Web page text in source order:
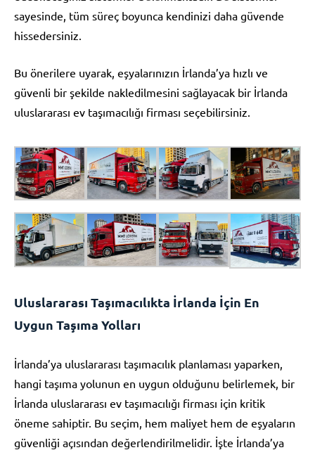
sayesinde, tüm süreç boyunca kendinizi daha güvende
hissedersiniz.
Bu önerilere uyarak, eşyalarınızın İrlanda’ya hızlı ve
güvenli bir şekilde nakledilmesini sağlayacak bir İrlanda
uluslararası ev taşımacılığı firması seçebilirsiniz.
Uluslararası Taşımacılıkta İrlanda İçin En
Uygun Taşıma Yolları
İrlanda’ya uluslararası taşımacılık planlaması yaparken,
hangi taşıma yolunun en uygun olduğunu belirlemek, bir
İrlanda uluslararası ev taşımacılığı firması için kritik
öneme sahiptir. Bu seçim, hem maliyet hem de eşyaların
güvenliği açısından değerlendirilmelidir. İşte İrlanda’ya